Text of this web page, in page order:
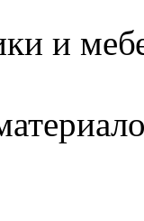
и